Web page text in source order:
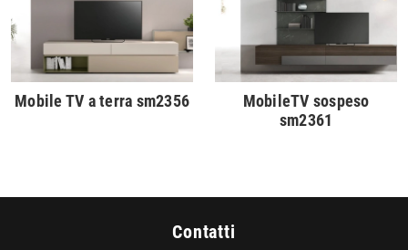
Mobile TV a terra sm2356
MobileTV sospeso
sm2361
Contatti